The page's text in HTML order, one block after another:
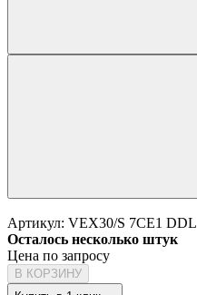
Артикул: VEX30/S 7CE1 DDL
Осталось несколько штук
Цена по запросу
В КОРЗИНУ